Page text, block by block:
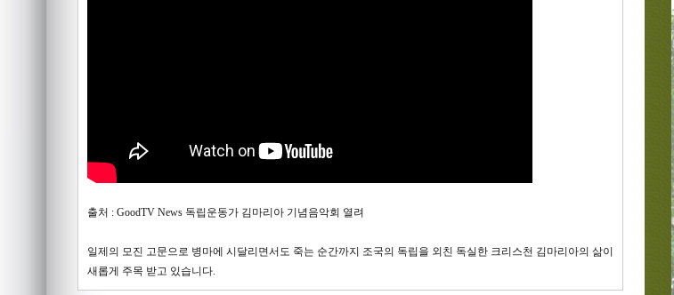
출처 : GoodTV News 독립운동가 김마리아 기념음악회 열려
일제의 모진 고문으로 병마에 시달리면서도 죽는 순간까지 조국의 독립을 외친 독실한 크리스천 김마리아의 삶이
새롭게 주목 받고 있습니다.